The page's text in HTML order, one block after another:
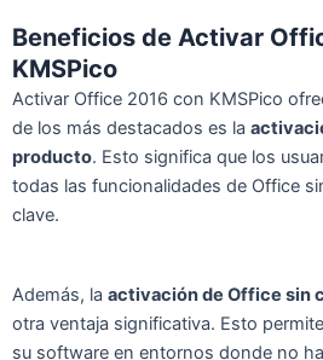
Beneficios de Activar
KMSPico
Activar Office 2016 con KMSPico
de los más destacados es la
producto. Esto significa que los
todas las funcionalidades de Office
clave.
Además, la activación de Office sin
otra ventaja significativa. Esto
su software en entornos donde no